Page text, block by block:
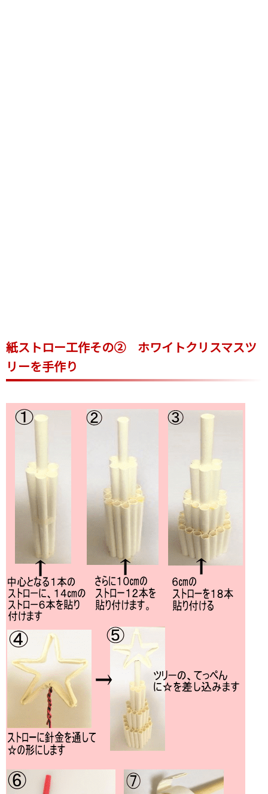
紙ストロー工作その② ホワイトクリスマスツ
リーを手作り